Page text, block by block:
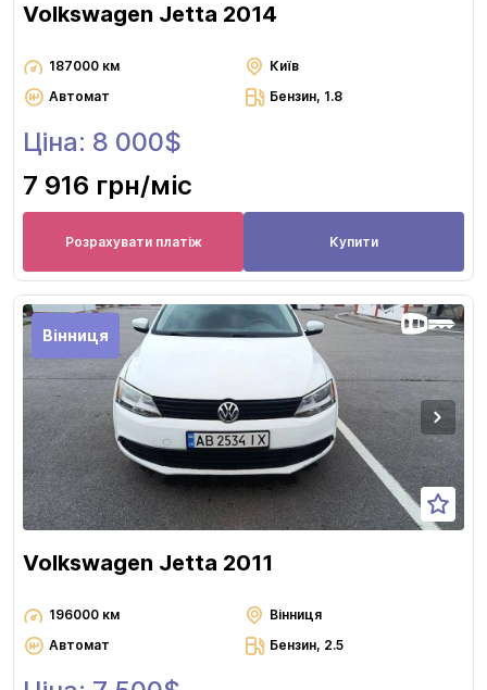
Volkswagen Jetta 2014
187000 км
Київ
Автомат
Бензин, 1.8
Ціна: 8 000$
7 916 грн/міс
Розрахувати платіж Купити
Вінниця
Volkswagen Jetta 2011
196000 км
Вінниця
Автомат
Бензин, 2.5